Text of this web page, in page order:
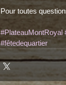
Pour toutes
#PlateauMontRoyal
#fêtedequartier